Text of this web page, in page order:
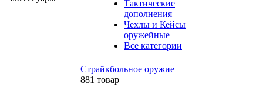
Тактические
дополнения
Чехлы и Кейсы
оружейные
Все категории
Страйкбольное оружие
881 товар